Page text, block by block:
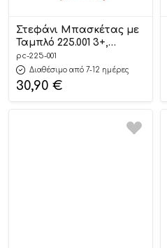
Στεφάνι Μπασκέτας με
Ταμπλό 225.001 3+,
Playcity
pc-225-001
Διαθέσιμο από 7-12 ημέρες
30,90 €